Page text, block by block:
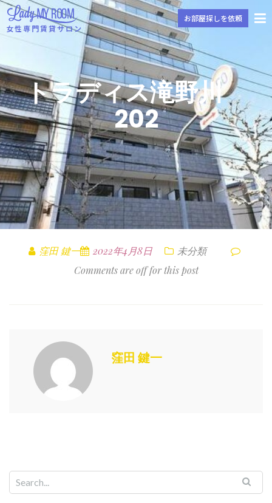
女性専門賃貸サロン
お部屋探しを依頼
トラディス滝野川
202
窪田 鍵一 2022年4月8日
未分類
Comments are off for this post
窪田 鍵一